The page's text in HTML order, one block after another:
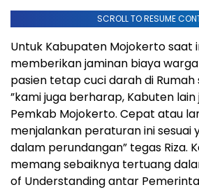
SCROLL TO RESUME
Untuk Kabupaten Mojokerto saat
memberikan jaminan biaya
pasien tetap cuci darah di Rumah
”kami juga berharap, Kabuten
Pemkab Mojokerto. Cepat atau
menjalankan peraturan ini sesuai
dalam perundangan” tegas Riza.
memang sebaiknya tertuang
of Understanding antar